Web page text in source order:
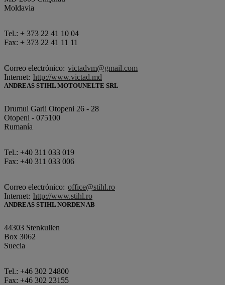
Moldavia
Tel.: + 373 22 41 10 04
Fax: + 373 22 41 11 11
Correo electrónico: victadvm@gmail.com
Internet: http://www.victad.md
ANDREAS STIHL MOTOUNELTE SRL
Drumul Garii Otopeni 26 - 28
Otopeni - 075100
Rumanía
Tel.: +40 311 033 019
Fax: +40 311 033 006
Correo electrónico: office@stihl.ro
Internet: http://www.stihl.ro
ANDREAS STIHL NORDEN AB
44303 Stenkullen
Box 3062
Suecia
Tel.: +46 302 24800
Fax: +46 302 23155